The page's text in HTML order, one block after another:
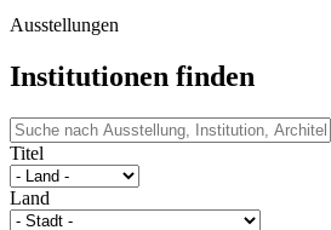
Ausstellungen
Institutionen finden
Titel
Land